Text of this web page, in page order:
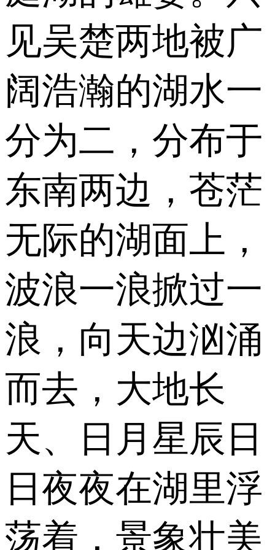
见吴楚两地被广
阔浩瀚的湖水一
分为二，分布于
东南两边，苍茫
无际的湖面上，
波浪一浪掀过一
浪，向天边汹涌
而去，大地长
天、日月星辰日
日夜夜在湖里浮
荡着，景象壮美